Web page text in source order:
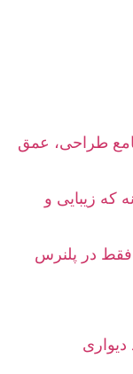
جامع طراحی، عمق
که زیبایی و
در پلنرس